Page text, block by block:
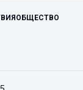
ОБЩЕСТВО